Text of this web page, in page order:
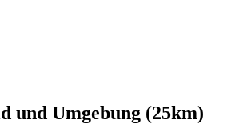
und Umgebung (25km)